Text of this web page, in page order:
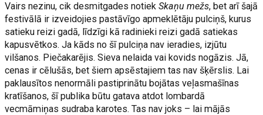
Vairs nezinu, cik desmitgades notiekSkaņu mežs, bet arī šajā
festivālā ir izveidojies pastāvīgo apmeklētāju pulciņš, kurus
satieku reizi gadā, līdzīgi kā radinieki reizi gadā satiekas
kapusvētkos. Ja kāds no šī pulciņa nav ieradies, izjūtu
vilšanos. Piečakarējis. Sieva nelaida vai kovids nogāzis. Jā,
cenas ir cēlušās, bet šiem apsēstajiem tas nav šķērslis. Lai
paklausītos nenormāli pastiprinātu bojātas veļasmašīnas
kratīšanos, šī publika būtu gatava atdot lombardā
vecmāmiņas sudraba karotes. Tas nav joks – lai mājās